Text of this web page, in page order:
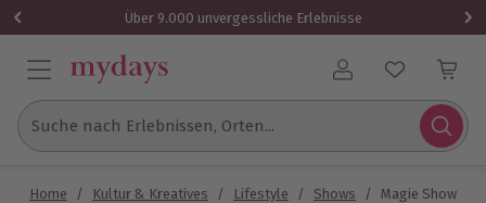
Über 9.000 unvergessliche Erlebnisse
Benutzerkonto
Suche nach Erlebnissen, Orten...
Home / Kultur & Kreatives / Lifestyle / Shows / Magie Show